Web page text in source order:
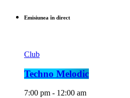
Emisiunea în direct
Club
Techno Melodic
7:00 pm - 12:00 am